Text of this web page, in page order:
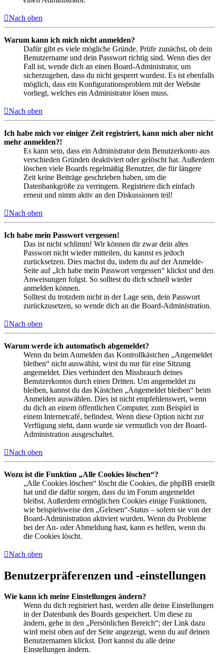
Nach oben
Warum kann ich mich nicht anmelden?
Dafür gibt es viele mögliche Gründe. Prüfe zunächst, ob dein
Benutzername und dein Passwort richtig sind. Wenn dies der
Fall ist, wende dich an einen Board-Administrator, um
sicherzugehen, dass du nicht gesperrt wurdest. Es ist ebenfalls
möglich, dass ein Konfigurationsproblem mit der Website
vorliegt, welches ein Administrator lösen muss.
Nach oben
Ich habe mich vor einiger Zeit registriert, kann mich aber nicht
mehr anmelden?!
Es kann sein, dass ein Administrator dein Benutzerkonto aus
verschieden Gründen deaktiviert oder gelöscht hat. Außerdem
löschen viele Boards regelmäßig Benutzer, die für längere
Zeit keine Beiträge geschrieben haben, um die
Datenbankgröße zu verringern. Registriere dich einfach
erneut und nimm aktiv an den Diskussionen teil!
Nach oben
Ich habe mein Passwort vergessen!
Das ist nicht schlimm! Wir können dir zwar dein altes
Passwort nicht wieder mitteilen, du kannst es jedoch
zurücksetzen. Dies machst du, indem du auf der Anmelde-
Seite auf „Ich habe mein Passwort vergessen“ klickst und den
Anweisungen folgst. So solltest du dich schnell wieder
anmelden können.
Solltest du trotzdem nicht in der Lage sein, dein Passwort
zurückzusetzen, so wende dich an die Board-Administration.
Nach oben
Warum werde ich automatisch abgemeldet?
Wenn du beim Anmelden das Kontrollkästchen „Angemeldet
bleiben“ nicht auswählst, wirst du nur für eine Sitzung
angemeldet. Dies verhindert den Missbrauch deines
Benutzerkontos durch einen Dritten. Um angemeldet zu
bleiben, kannst du das Kästchen „Angemeldet bleiben“ beim
Anmelden auswählen. Dies ist nicht empfehlenswert, wenn
du dich an einem öffentlichen Computer, zum Beispiel in
einem Internetcafé, befindest. Wenn diese Option nicht zur
Verfügung steht, dann wurde sie vermutlich von der Board-
Administration ausgeschaltet.
Nach oben
Wozu ist die Funktion „Alle Cookies löschen“?
„Alle Cookies löschen“ löscht die Cookies, die phpBB erstellt
hat und die dafür sorgen, dass du im Forum angemeldet
bleibst. Außerdem ermöglichen Cookies einige Funktionen,
wie beispielsweise den „Gelesen“-Status – sofern sie von der
Board-Administration aktiviert wurden. Wenn du Probleme
bei der An- oder Abmeldung hast, kann es helfen, wenn du
die Cookies löscht.
Nach oben
Benutzerpräferenzen und -einstellungen
Wie kann ich meine Einstellungen ändern?
Wenn du dich registriert hast, werden alle deine Einstellungen
in der Datenbank des Boards gespeichert. Um diese zu
ändern, gehe in den „Persönlichen Bereich“; der Link dazu
wird meist oben auf der Seite angezeigt, wenn du auf deinen
Benutzernamen klickst. Dort kannst du alle deine
Einstellungen ändern.